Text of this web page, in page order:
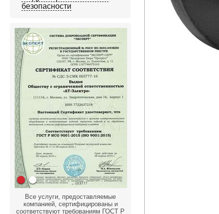
безопасности
Все услуги, предоставляемые
компанией, сертифицированы и
соответствуют требованиям ГОСТ Р